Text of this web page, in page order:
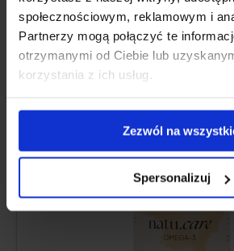
społecznościowym, reklamowym i
Partnerzy mogą połączyć te
otrzymanymi od Ciebie lub
korzystania z ich usług.
Zezwól na
Spersonalizuj
Natu.Care Omega 3 550
4.6